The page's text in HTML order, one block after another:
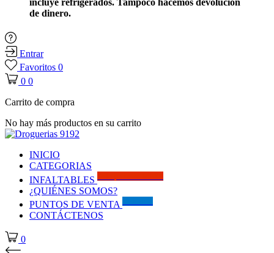
incluye refrigerados. Tampoco hacemos devolución
de dinero.
Entrar
Favoritos 0
0 0
Carrito de compra
No hay más productos en su carrito
INICIO
CATEGORIAS
INFALTABLES
¿QUIÉNES SOMOS?
PUNTOS DE VENTA
CONTÁCTENOS
0